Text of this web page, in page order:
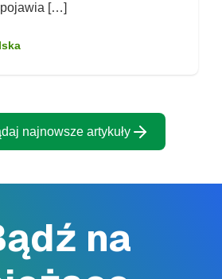
[…]
najnowsze artykuły
na